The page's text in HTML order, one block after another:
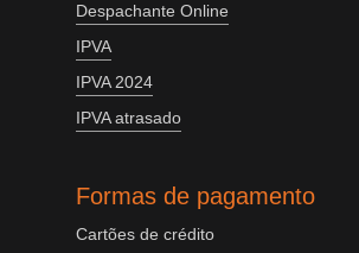
Despachante Online
IPVA
IPVA 2024
IPVA atrasado
Formas de pagamento
Cartões de crédito